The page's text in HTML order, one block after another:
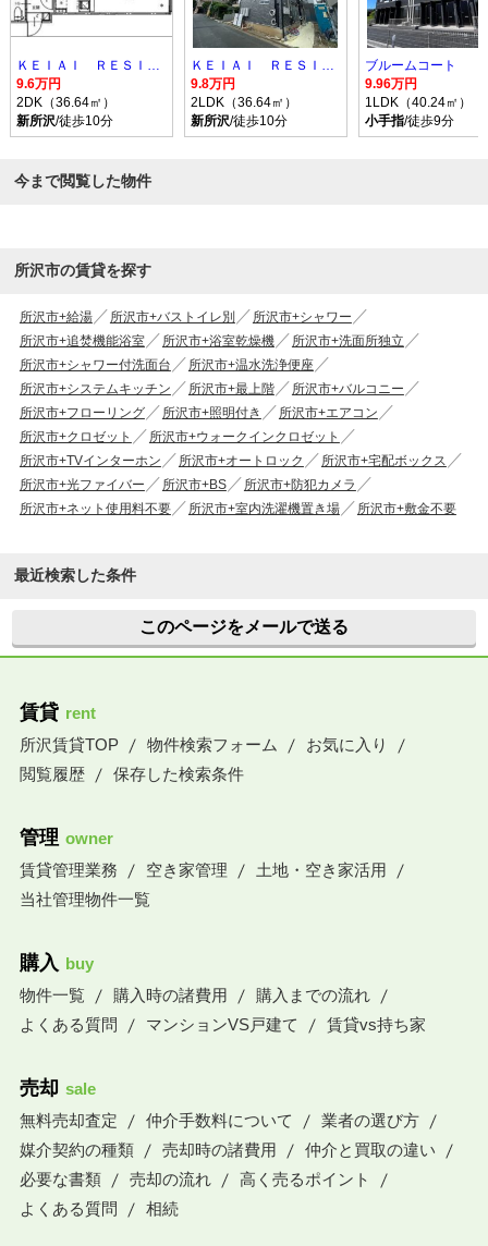
ＫＥＩＡＩ ＲＥＳＩＤＥＮＣＥ 新所沢
9.6万円
2DK（36.64㎡）
新所沢/徒歩10分
ＫＥＩＡＩ ＲＥＳＩＤＥＮＣＥ 新所沢
9.8万円
2LDK（36.64㎡）
新所沢/徒歩10分
ブルームコート
9.96万円
1LDK（40.24㎡）
小手指/徒歩9分
今まで閲覧した物件
所沢市の賃貸を探す
所沢市+給湯 所沢市+バストイレ別
所沢市+シャワー
所沢市+追焚機能浴室
所沢市+浴室乾燥機
所沢市+洗面所独立
所沢市+シャワー付洗面台
所沢市+温水洗浄便座
所沢市+システムキッチン
所沢市+最上階
所沢市+バルコニー
所沢市+フローリング
所沢市+照明付き
所沢市+エアコン
所沢市+クロゼット
所沢市+ウォークインクロゼット
所沢市+TVインターホン
所沢市+オートロック
所沢市+宅配ボックス
所沢市+光ファイバー
所沢市+BS
所沢市+防犯カメラ
所沢市+ネット使用料不要
所沢市+室内洗濯機置き場 所沢市+敷金不要
最近検索した条件
このページをメールで送る
賃貸 rent
所沢賃貸TOP
物件検索フォーム
お気に入り
閲覧履歴
保存した検索条件
管理 owner
賃貸管理業務
空き家管理
土地・空き家活用
当社管理物件一覧
購入 buy
物件一覧
購入時の諸費用
購入までの流れ
よくある質問
マンションVS戸建て 賃貸vs持ち家
売却 sale
無料売却査定
仲介手数料について
業者の選び方
媒介契約の種類
売却時の諸費用
仲介と買取の違い
必要な書類
売却の流れ
高く売るポイント
よくある質問
相続